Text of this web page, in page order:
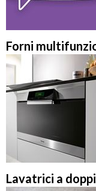
Forni
Lavatrici a